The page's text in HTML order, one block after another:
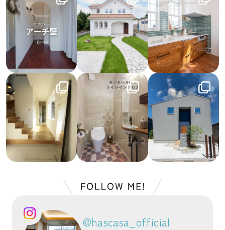
@hascasa_official